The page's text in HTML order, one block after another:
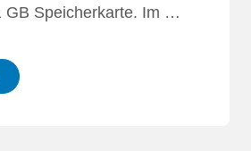
GB Speicherkarte. Im …